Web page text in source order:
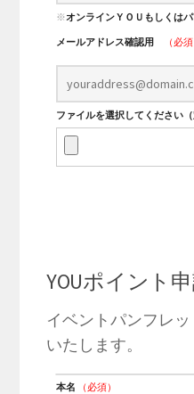
※オンラインＹＯＵもしくは
メールアドレス確認用
（必須
ファイルを選択してください
YOUポイント
イベントパンフレ
いたします。
本名 （必須）